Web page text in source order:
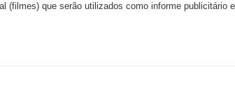
(filmes) que serão utilizados como informe